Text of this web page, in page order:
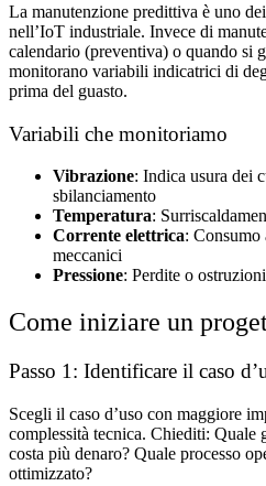
La manutenzione predittiva è uno
nell’IoT industriale. Invece di
calendario (preventiva) o quando si
monitorano variabili indicatrici di
prima del guasto.
Variabili che monitoriamo
Vibrazione: Indica usura dei
sbilanciamento
Temperatura:
Corrente elettrica: Consumo
meccanici
Pressione: Perdite o
Come iniziare un
Passo 1: Identificare il caso
Scegli il caso d’uso con maggiore
complessità tecnica. Chiediti: Quale
costa più denaro? Quale processo
ottimizzato?